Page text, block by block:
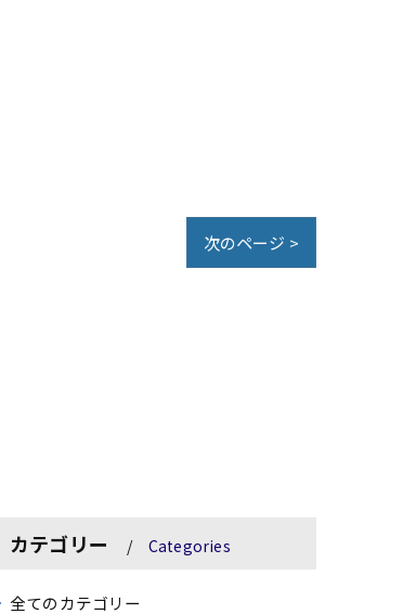
次のページ >
カテゴリー Categories
全てのカテゴリー